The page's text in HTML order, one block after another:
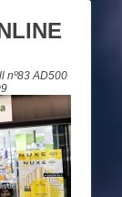
nº83 AD500